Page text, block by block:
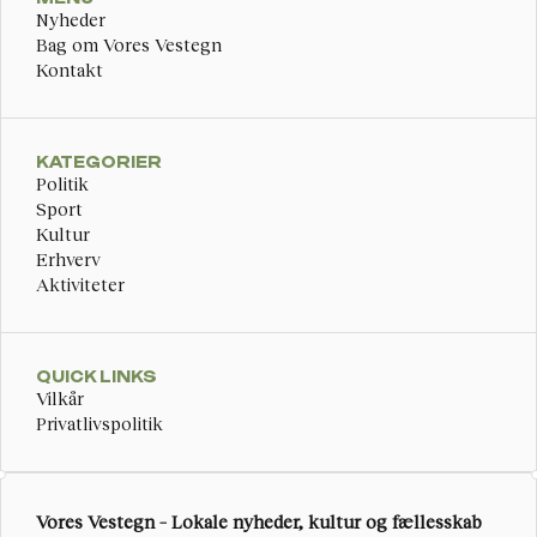
Nyheder
Bag om Vores Vestegn
Kontakt
KATEGORIER
Politik
Sport
Kultur
Erhverv
Aktiviteter
QUICK LINKS
Vilkår
Privatlivspolitik
Vores Vestegn – Lokale nyheder, kultur og fællesskab